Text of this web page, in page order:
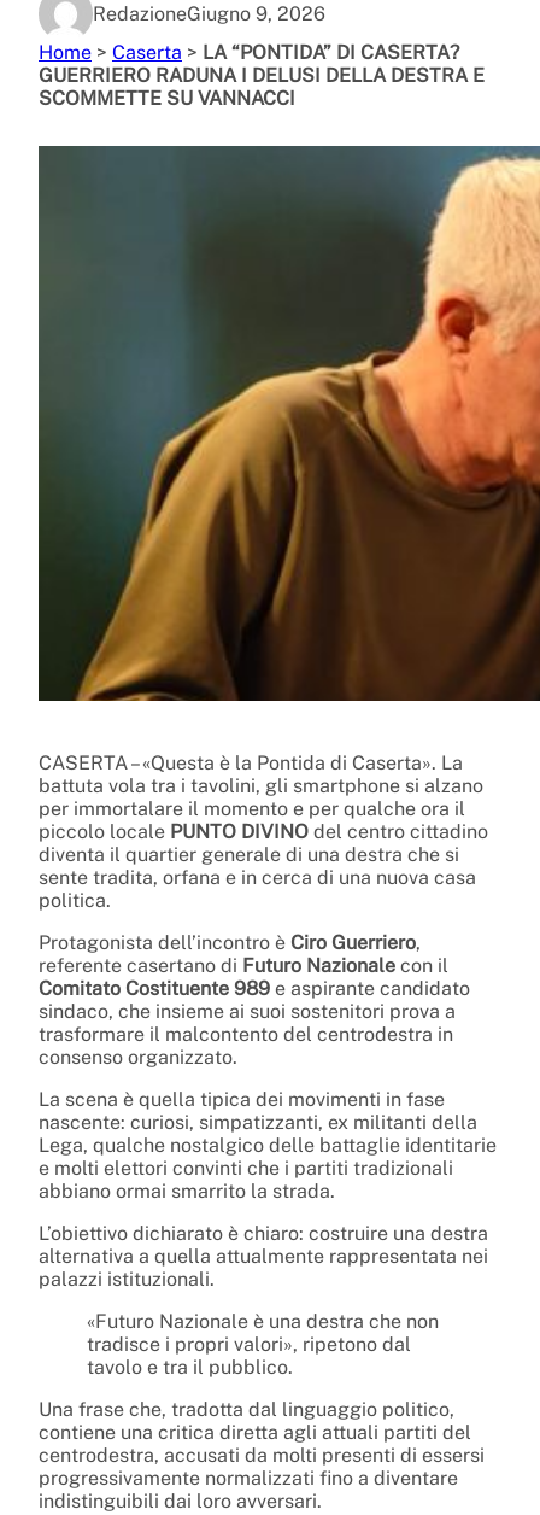
RedazioneGiugno 9, 2026
Home > Caserta > LA “PONTIDA” DI CASERTA?
GUERRIERO RADUNA I DELUSI DELLA DESTRA E
SCOMMETTE SU VANNACCI
CASERTA – «Questa è la Pontida di Caserta». La
battuta vola tra i tavolini, gli smartphone si alzano
per immortalare il momento e per qualche ora il
piccolo locale PUNTO DIVINO del centro cittadino
diventa il quartier generale di una destra che si
sente tradita, orfana e in cerca di una nuova casa
politica.
Protagonista dell’incontro è Ciro Guerriero,
referente casertano di Futuro Nazionale con il
Comitato Costituente 989 e aspirante candidato
sindaco, che insieme ai suoi sostenitori prova a
trasformare il malcontento del centrodestra in
consenso organizzato.
La scena è quella tipica dei movimenti in fase
nascente: curiosi, simpatizzanti, ex militanti della
Lega, qualche nostalgico delle battaglie identitarie
e molti elettori convinti che i partiti tradizionali
abbiano ormai smarrito la strada.
L’obiettivo dichiarato è chiaro: costruire una destra
alternativa a quella attualmente rappresentata nei
palazzi istituzionali.
«Futuro Nazionale è una destra che non
tradisce i propri valori», ripetono dal
tavolo e tra il pubblico.
Una frase che, tradotta dal linguaggio politico,
contiene una critica diretta agli attuali partiti del
centrodestra, accusati da molti presenti di essersi
progressivamente normalizzati fino a diventare
indistinguibili dai loro avversari.